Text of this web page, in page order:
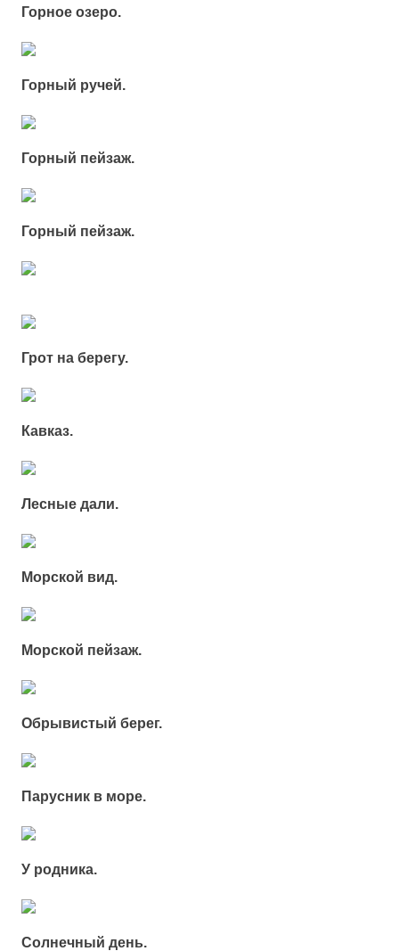
Горное озеро.
Горный ручей.
Горный пейзаж.
Горный пейзаж.
Грот на берегу.
Кавказ.
Лесные дали.
Морской вид.
Морской пейзаж.
Обрывистый берег.
Парусник в море.
У родника.
Солнечный день.